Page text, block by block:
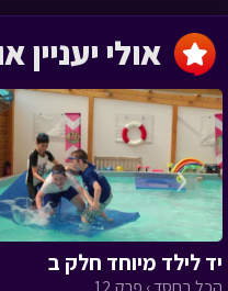
הייטק
אבא ליום אחד › פרק 12
משכן התכלת
אבא ליום אחד › פרק 11
יד לילד מיוחד חלק ב
‹